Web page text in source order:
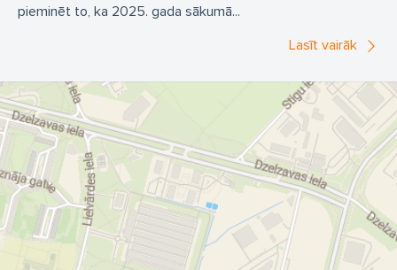
pieminēt to, ka 2025. gada sākumā...
Lasīt vairāk